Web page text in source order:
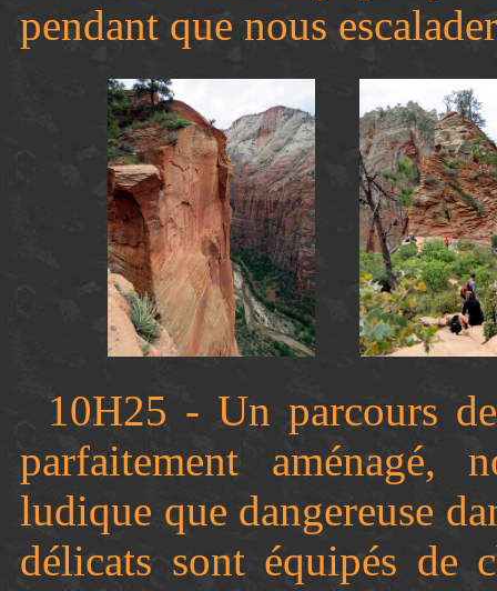
pendant que nous
10H25 - Un parcours
parfaitement aménagé,
ludique que dangereuse
délicats sont équipés de